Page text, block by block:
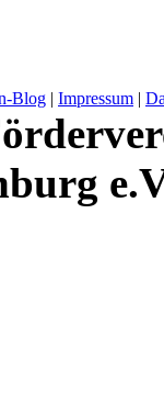
Blog | Impressum |